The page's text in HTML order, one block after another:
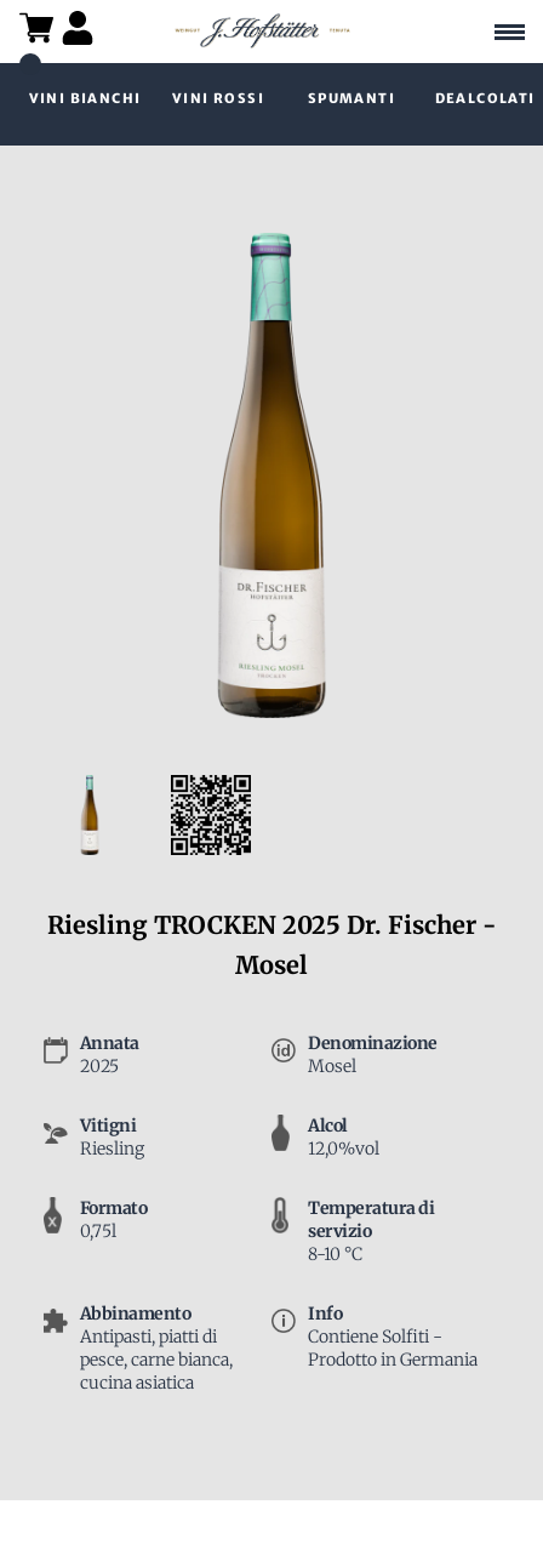
VINI BIANCHI VINI ROSSI SPUMANTI DEALCOLATI
Riesling TROCKEN 2025 Dr. Fischer -
Mosel
Annata
2025
Denominazione
Mosel
Vitigni
Riesling
Alcol
12,0%vol
Formato
0,75l
Temperatura di
servizio
8-10 °C
Abbinamento
Antipasti, piatti di
pesce, carne bianca,
cucina asiatica
Info
Contiene Solfiti -
Prodotto in Germania